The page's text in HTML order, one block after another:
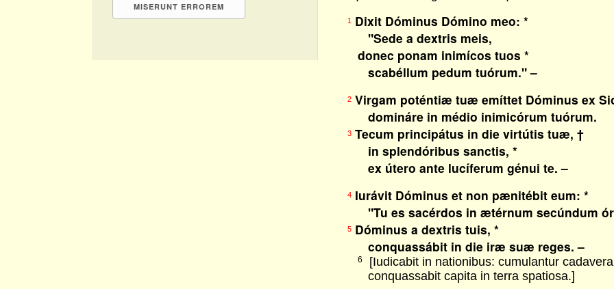
1
Dixit Dóminus Dómino meo: *
"Sede a dextris meis,
donec ponam inimícos tuos *
scabéllum pedum tuórum." –
2 Virgam poténtiæ tuæ emíttet Dóminus ex
domináre in médio inimicórum tuórum.
3 Tecum principátus in die virtútis tuæ, †
in splendóribus sanctis, *
ex útero ante lucíferum génui te. –
4 Iurávit Dóminus et non pænitébit eum: *
"Tu es sacérdos in ætérnum secúndum
5 Dóminus a dextris tuis, *
conquassábit in die iræ suæ reges. –
6
[Iudicabit in nationibus: cumulantur
conquassabit capita in terra spatiosa.]